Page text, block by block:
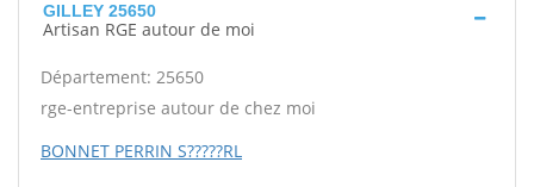
GILLEY 25650
Artisan RGE autour de moi
Département: 25650
rge-entreprise autour de chez moi
BONNET PERRIN S?????RL